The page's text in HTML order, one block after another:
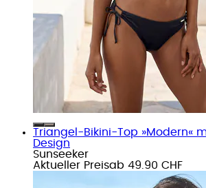
Triangel-Bikini-Top »Modern«
Design
Sunseeker
Aktueller Preisab 49.90 CHF